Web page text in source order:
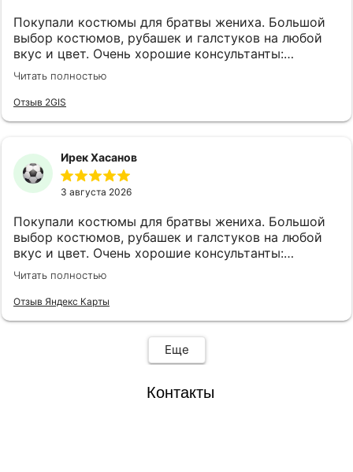
Покупали костюмы для братвы жениха. Большой
выбор костюмов, рубашек и галстуков на любой
вкус и цвет. Очень хорошие консультанты:
клиентоориентированы, эмпатичны, симпатичны, с
хорошим вкусом. Огромная благодарность
консультантам Анне и Ляле! Также наливают чай,
Читать полностью
Отзыв 2GIS
Ирек Хасанов
3 августа 2026
Покупали костюмы для братвы жениха. Большой
выбор костюмов, рубашек и галстуков на любой
вкус и цвет. Очень хорошие консультанты:
клиентоориентированы, эмпатичны, симпатичны, с
хорошим вкусом. Огромная благодарность
консультантам Анне и Ляле! Также наливают чай,
Читать полностью
Отзыв Яндекс Карты
Еще
Контакты